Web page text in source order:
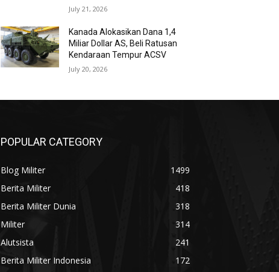
July 21, 2026
Kanada Alokasikan Dana 1,4
Miliar Dollar AS, Beli Ratusan
Kendaraan Tempur ACSV
July 20, 2026
POPULAR CATEGORY
Blog Militer
1499
Berita Militer
418
Berita Militer Dunia
318
Militer
314
Alutsista
241
Berita Militer Indonesia
172